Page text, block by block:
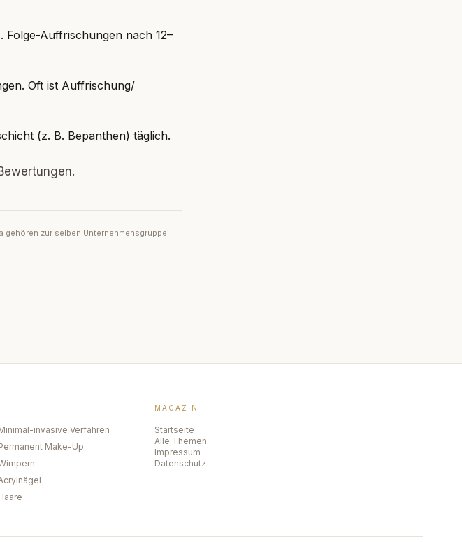
Folge-Auffrischungen nach 12–
Oft ist Auffrischung/
(z. B. Bepanthen) täglich.
zur selben Unternehmensgruppe.
invasive Verfahren
Make-Up
MAGAZIN
Startseite
Alle Themen
Impressum
Datenschutz